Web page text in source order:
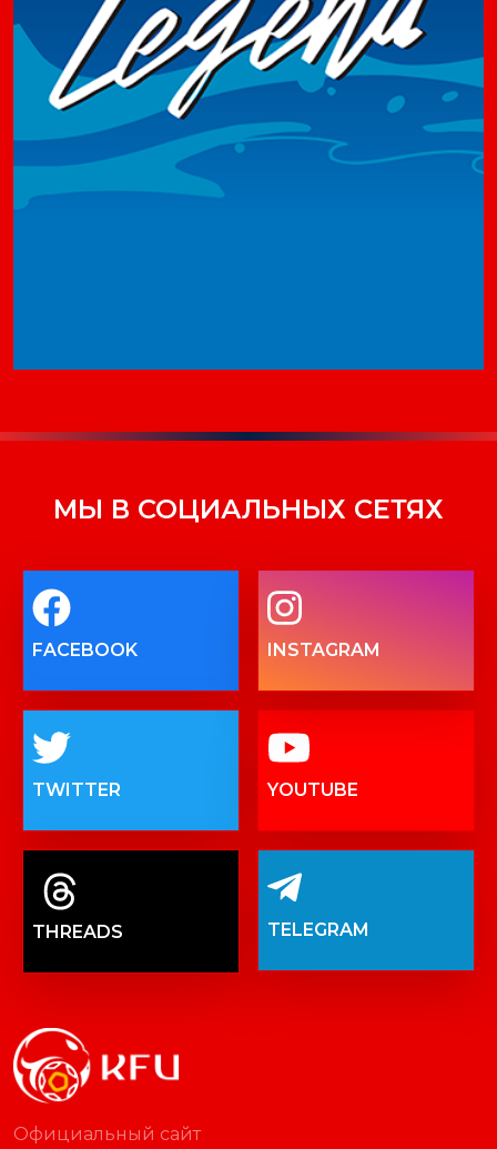
МЫ В СОЦИАЛЬНЫХ СЕТЯХ
FACEBOOK INSTAGRAM
TWITTER YOUTUBE
THREADS TELEGRAM
Официальный сайт